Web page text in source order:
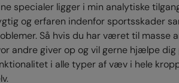
specialer ligger i min analytiske
og erfaren indenfor sportsskader
Så hvis du har været til masse
andre giver op og vil gerne hjælpe
i alle typer af væv i hele